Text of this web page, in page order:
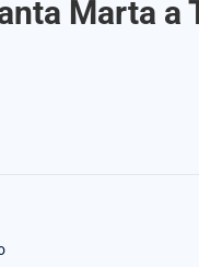
Marta a